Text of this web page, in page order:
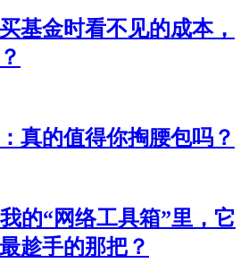
基金时看不见的成本，
真的值得你掏腰包吗？
的“网络工具箱”里，它
趁手的那把？